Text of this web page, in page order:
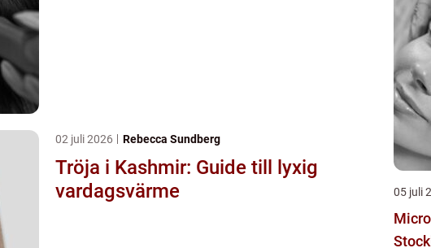
02 juli 2026 Rebecca Sundberg
Tröja i Kashmir: Guide till lyxig
vardagsvärme
05 juli